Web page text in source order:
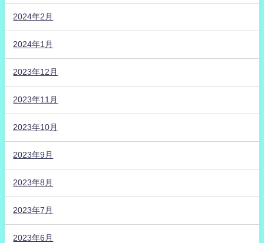
2024年2月
2024年1月
2023年12月
2023年11月
2023年10月
2023年9月
2023年8月
2023年7月
2023年6月